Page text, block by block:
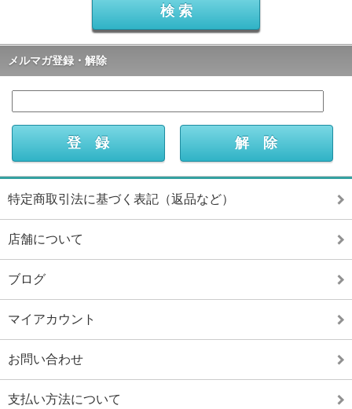
メルマガ登録・解除
特定商取引法に基づく表記（返品など）
店舗について
ブログ
マイアカウント
お問い合わせ
支払い方法について